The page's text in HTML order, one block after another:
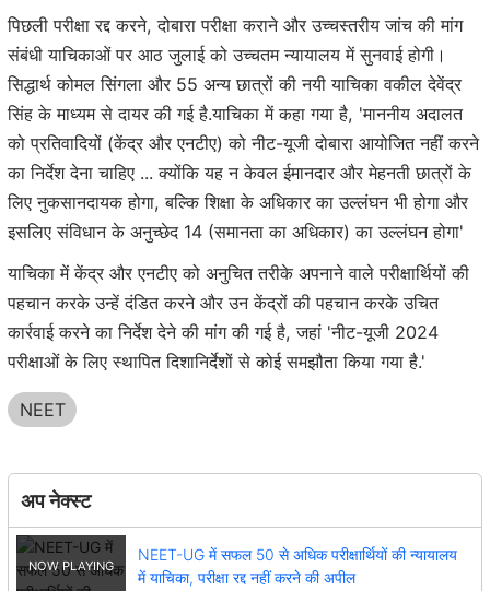
पिछली परीक्षा रद्द करने, दोबारा परीक्षा कराने और उच्चस्तरीय जांच की मांग
संबंधी याचिकाओं पर आठ जुलाई को उच्चतम न्यायालय में सुनवाई होगी।
सिद्धार्थ कोमल सिंगला और 55 अन्य छात्रों की नयी याचिका वकील देवेंद्र
सिंह के माध्यम से दायर की गई है.याचिका में कहा गया है, 'माननीय अदालत
को प्रतिवादियों (केंद्र और एनटीए) को नीट-यूजी दोबारा आयोजित नहीं करने
का निर्देश देना चाहिए ... क्योंकि यह न केवल ईमानदार और मेहनती छात्रों के
लिए नुकसानदायक होगा, बल्कि शिक्षा के अधिकार का उल्लंघन भी होगा और
इसलिए संविधान के अनुच्छेद 14 (समानता का अधिकार) का उल्लंघन होगा'
याचिका में केंद्र और एनटीए को अनुचित तरीके अपनाने वाले परीक्षार्थियों की
पहचान करके उन्हें दंडित करने और उन केंद्रों की पहचान करके उचित
कार्रवाई करने का निर्देश देने की मांग की गई है, जहां 'नीट-यूजी 2024
परीक्षाओं के लिए स्थापित दिशानिर्देशों से कोई समझौता किया गया है.'
NEET
अप नेक्स्ट
NEET-UG में सफल 50 से अधिक परीक्षार्थियों की न्यायालय
में याचिका, परीक्षा रद्द नहीं करने की अपील